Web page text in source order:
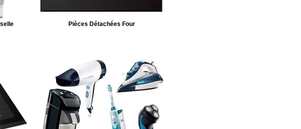
Pièces Détachées Four